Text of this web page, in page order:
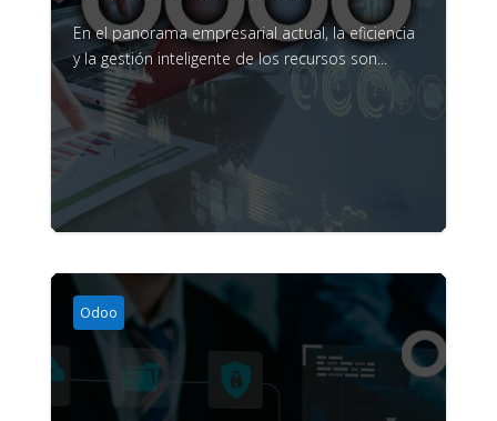
En el panorama empresarial actual, la eficiencia
y la gestión inteligente de los recursos son...
Odoo